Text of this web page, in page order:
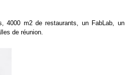
4000 m2 de restaurants, un FabLab, un
de réunion.